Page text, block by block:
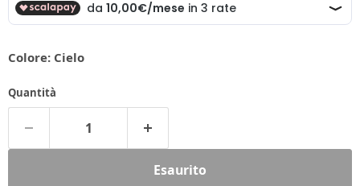
Colore: Cielo
Quantità
Esaurito